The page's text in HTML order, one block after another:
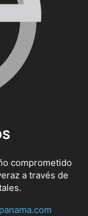
comprometido
a través de